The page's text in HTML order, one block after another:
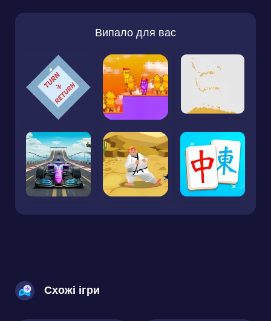
Випало для вас
Схожі ігри